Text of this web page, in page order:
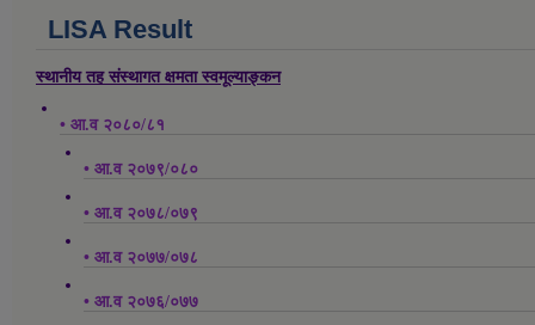
LISA Result
स्थानीय तह संस्थागत क्षमता स्वमूल्याङ्कन
• आ.व २०८०/८१
• आ.व २०७९/०८०
• आ.व २०७८/०७९
• आ.व २०७७/०७८
• आ.व २०७६/०७७